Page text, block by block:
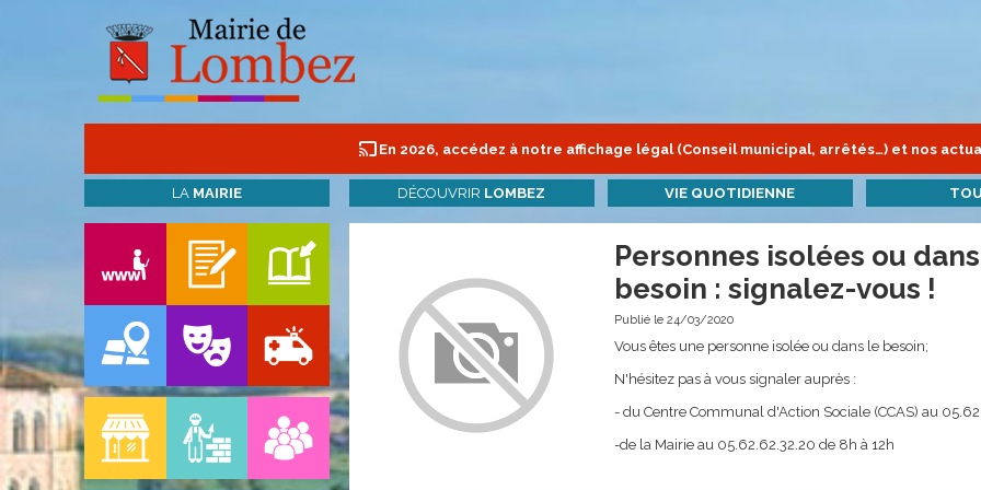
En 2026, accédez à notre affichage légal (Conseil municipal, arrêtés…) et nos
LA MAIRIE DÉCOUVRIR LOMBEZ VIE QUOTIDIENNE
Personnes isolées ou
besoin : signalez-vous !
Publié le 24/03/2020
Vous êtes une personne isolée ou dans le besoin;
N'hésitez pas à vous signaler auprès :
- du Centre Communal d'Action Sociale (CCAS) au
-de la Mairie au 05.62.62.32.20 de 8h à 12h